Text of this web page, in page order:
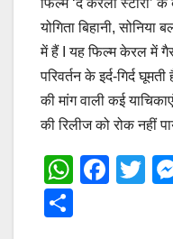
फिल्म ‘द केरला स्टोरी’ के
योगिता बिहानी, सोनिया
में हैं I यह फिल्म केरल में
परिवर्तन के इर्द-गिर्द
की मांग वाली कई
की रिलीज को रोक नहीं
W
F
T